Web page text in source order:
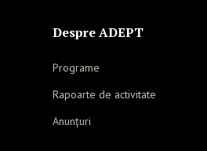
Despre ADEPT
Programe
Rapoarte de activitate
Anunțuri